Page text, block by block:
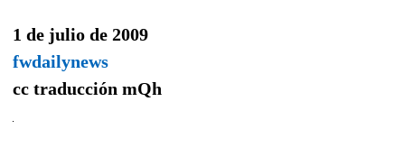
1 de julio de 2009
fwdailynews
cc traducción mQh